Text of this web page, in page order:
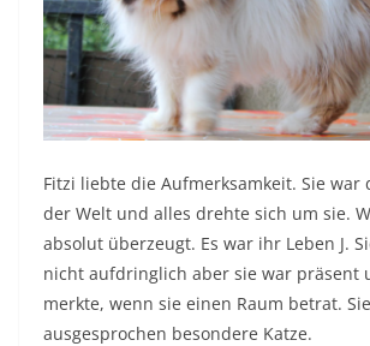
Fitzi liebte die Aufmerksamkeit. Sie
der Welt und alles drehte sich um sie.
absolut überzeugt. Es war ihr Leben J.
nicht aufdringlich aber sie war präsent
merkte, wenn sie einen Raum betrat.
ausgesprochen besondere Katze.